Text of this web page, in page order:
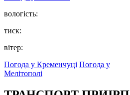
вологість:
тиск:
вітер:
Погода у Кременчуці Погода у
Мелітополі